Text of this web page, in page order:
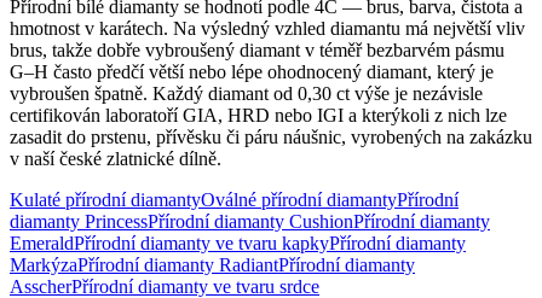
Přírodní bílé diamanty se hodnotí podle 4C — brus, barva, čistota a
hmotnost v karátech. Na výsledný vzhled diamantu má největší vliv
brus, takže dobře vybroušený diamant v téměř bezbarvém pásmu
G–H často předčí větší nebo lépe ohodnocený diamant, který je
vybroušen špatně. Každý diamant od 0,30 ct výše je nezávisle
certifikován laboratoří GIA, HRD nebo IGI a kterýkoli z nich lze
zasadit do prstenu, přívěsku či páru náušnic, vyrobených na zakázku
v naší české zlatnické dílně.
Kulaté přírodní diamantyOválné přírodní diamantyPřírodní
diamanty PrincessPřírodní diamanty CushionPřírodní diamanty
EmeraldPřírodní diamanty ve tvaru kapkyPřírodní diamanty
MarkýzaPřírodní diamanty RadiantPřírodní diamanty
AsscherPřírodní diamanty ve tvaru srdce